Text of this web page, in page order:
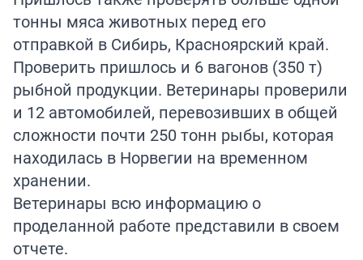
тонны мяса животных перед его
отправкой в Сибирь, Красноярский край.
Проверить пришлось и 6 вагонов (350 т)
рыбной продукции. Ветеринары проверили
и 12 автомобилей, перевозивших в общей
сложности почти 250 тонн рыбы, которая
находилась в Норвегии на временном
хранении.
Ветеринары всю информацию о
проделанной работе представили в своем
отчете.